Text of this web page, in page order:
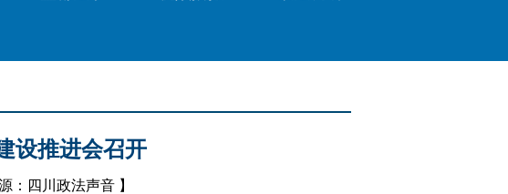
设推进会召开
：四川政法声音 】